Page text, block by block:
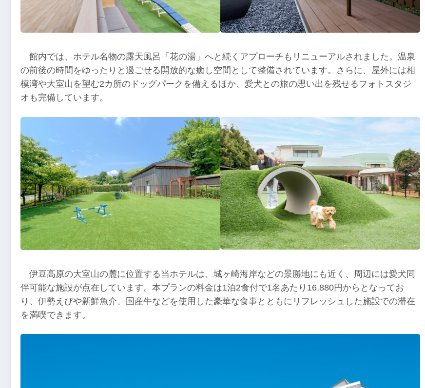
館内では、ホテル名物の露天風呂「花の湯」へと続くアプローチもリニューアルされました。温泉
の前後の時間をゆったりと過ごせる開放的な癒し空間として整備されています。さらに、屋外には相
模湾や大室山を望む2カ所のドッグパークを備えるほか、愛犬との旅の思い出を残せるフォトスタジ
オも完備しています。
伊豆高原の大室山の麓に位置する当ホテルは、城ヶ崎海岸などの景勝地にも近く、周辺には愛犬同
伴可能な施設が点在しています。本プランの料金は1泊2食付で1名あたり16,880円からとなってお
り、伊勢えびや新鮮魚介、国産牛などを使用した豪華な食事とともにリフレッシュした施設での滞在
を満喫できます。